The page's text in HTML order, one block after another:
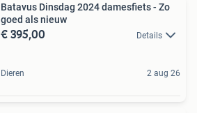
Batavus Dinsdag 2024 damesfiets - Zo
goed als nieuw
€ 395,00 Details
Dieren 2 aug 26